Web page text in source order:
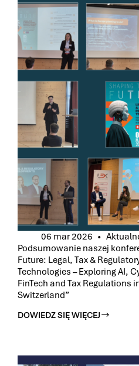
PARTNEREM
MEDIALNYM
5.
POLSKIEGO
FORUM
GOSPODARCZO-
ZURYCHU,
WSPÓŁORGANIZOWANEGO
LEXCELLENCE
06 mar 2026
Podsumowanie naszej
Future: Legal, Tax &
Technologies – Exploring AI,
FinTech and Tax Regulations
Switzerland”
DOWIEDZ SIĘ WIĘCEJ
PODSUMOWANIE